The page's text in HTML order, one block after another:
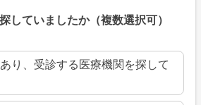
していましたか（複数選択可）
り、受診する医療機関を探して